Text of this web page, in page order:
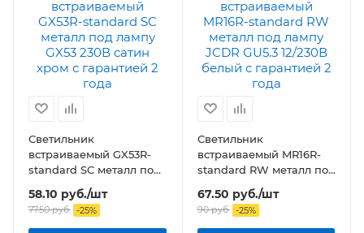
Светильник
встраиваемый GX53R-
standard SC металл под
лампу GX53 230В сатин
хром
58.10 руб./шт
77.50руб. -25%
Светильник
встраиваемый MR16R-
standard RW металл под
лампу JCDR GU5.3
12/230В белый
67.50 руб./шт
90руб. -25%